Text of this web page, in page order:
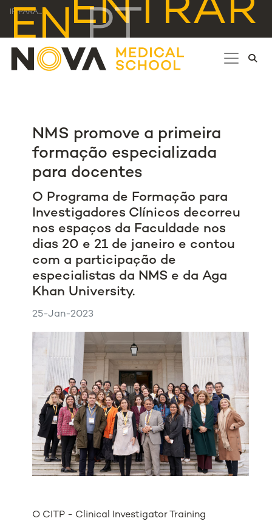
IR PARA... ENTRAR
EN PT
NMS promove a primeira
formação especializada
para docentes
O Programa de Formação para
Investigadores Clínicos decorreu
nos espaços da Faculdade nos
dias 20 e 21 de janeiro e contou
com a participação de
especialistas da NMS e da Aga
Khan University.
25-Jan-2023
O CITP - Clinical Investigator Training